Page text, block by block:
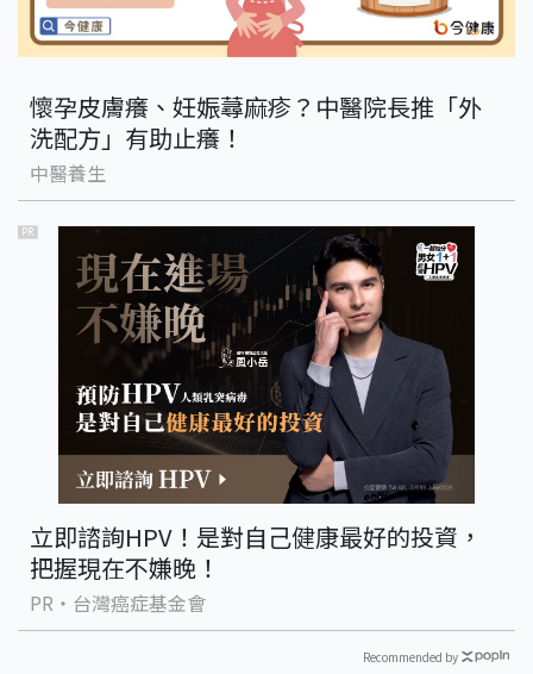
懷孕皮膚癢、妊娠蕁麻疹？中醫院長推「外
洗配方」有助止癢！
中醫養生
PR
立即諮詢HPV！是對自己健康最好的投資，
把握現在不嫌晚！
PR・台灣癌症基金會
Recommended by